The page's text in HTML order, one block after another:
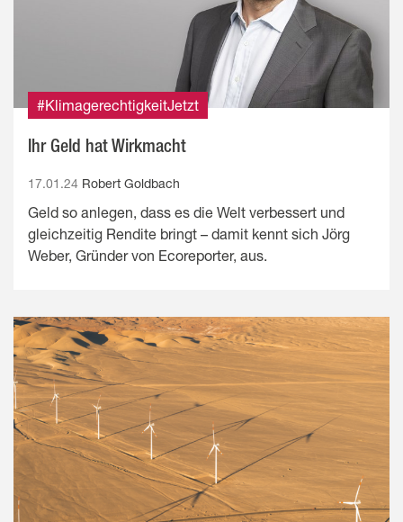
#KlimagerechtigkeitJetzt
Ihr Geld hat Wirkmacht
17.01.24 Robert Goldbach
Geld so anlegen, dass es die Welt verbessert und
gleichzeitig Rendite bringt – damit kennt sich Jörg
Weber, Gründer von Ecoreporter, aus.